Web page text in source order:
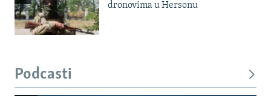
dronovima u Hersonu
Podcasti